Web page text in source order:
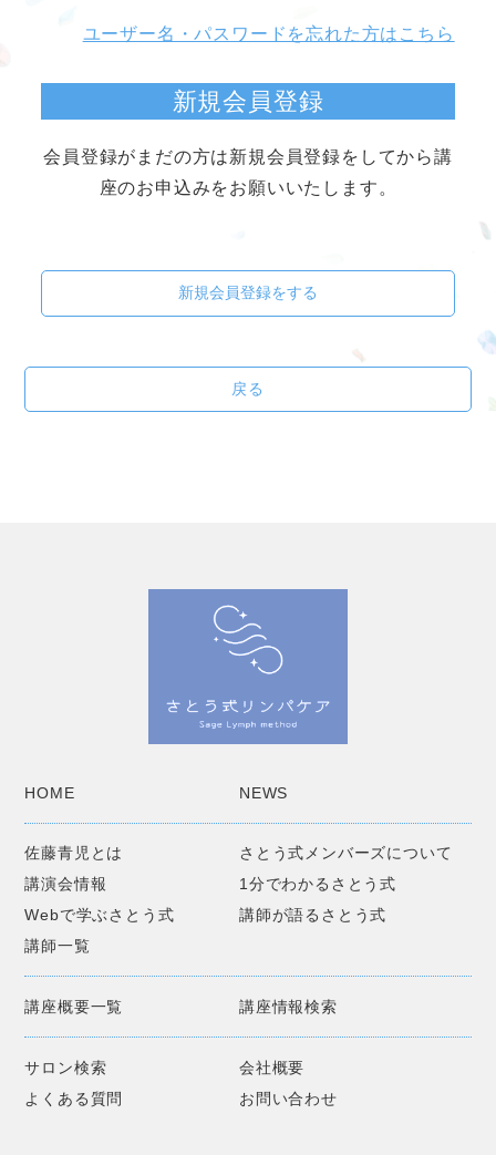
ユーザー名・パスワードを忘れた方はこちら
新規会員登録
会員登録がまだの方は新規会員登録をしてから講
座のお申込みをお願いいたします。
新規会員登録をする
戻る
HOME NEWS
佐藤青児とは
さとう式メンバーズについて
講演会情報
1分でわかるさとう式
Webで学ぶさとう式
講師が語るさとう式
講師一覧
講座概要一覧 講座情報検索
サロン検索
会社概要
よくある質問
お問い合わせ